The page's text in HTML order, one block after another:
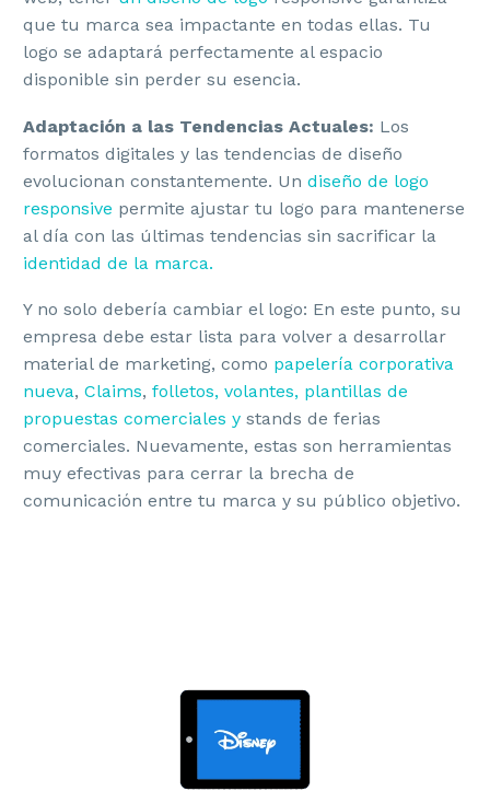
que tu marca sea impactante en todas ellas. Tu
logo se adaptará perfectamente al espacio
disponible sin perder su esencia.
Adaptación a las Tendencias Actuales: Los
formatos digitales y las tendencias de diseño
evolucionan constantemente. Un diseño de logo
responsive permite ajustar tu logo para mantenerse
al día con las últimas tendencias sin sacrificar la
identidad de la marca.
Y no solo debería cambiar el logo: En este punto, su
empresa debe estar lista para volver a desarrollar
material de marketing, como papelería corporativa
nueva, Claims, folletos, volantes, plantillas de
propuestas comerciales y stands de ferias
comerciales. Nuevamente, estas son herramientas
muy efectivas para cerrar la brecha de
comunicación entre tu marca y su público objetivo.